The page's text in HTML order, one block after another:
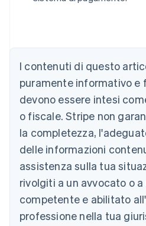
I contenuti di questo
puramente informativo e
devono essere intesi
o fiscale. Stripe non
la completezza,
delle informazioni
assistenza sulla tua
rivolgiti a un avvocato o
competente e abilitato
professione nella tua
Australia
Austria
DeutschEnglish
Belgio
Brasile
PortuguêsEnglish
Bulgaria
English
Canada
EnglishFrançais
Cina continentale
简体中文English